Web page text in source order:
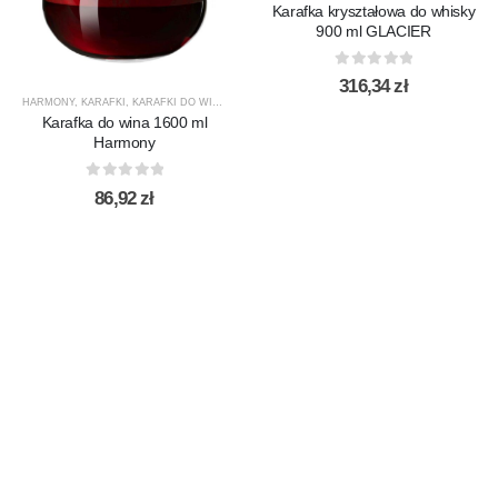
HARMONY, KARAFKI , KARAFKI DO WINA
Karafka do wina 1600 ml
Harmony
out of 5
86,92zł
Karafka kryształowa do whisky
900 ml GLACIER
0out of 5
316,34zł